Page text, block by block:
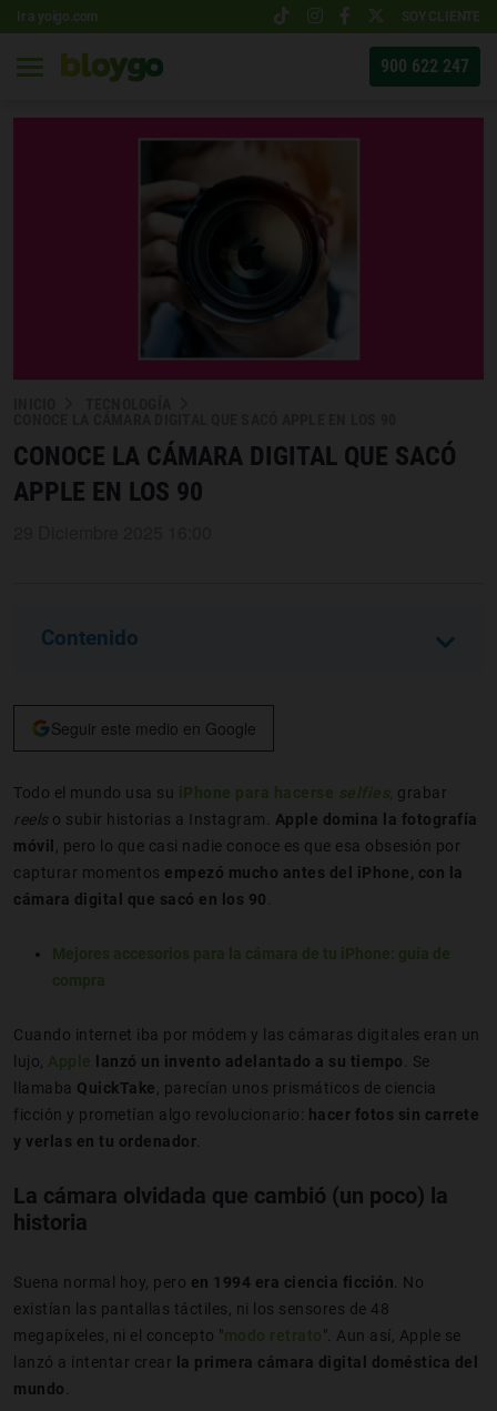
Ir a yoigo.com SOY CLIENTE
900 622 247
CONOCE LA CÁMARA DIGITAL QUE SACÓ
APPLE EN LOS 90
Contenido
Seguir este medio en Google
Todo el mundo usa su iPhone para hacerse selfies grabar
reels o subir historias a Instagram. Apple domina la fotografía
móvil
, pero lo que casi nadie conoce es que esa obsesión por
capturar momentos empezó mucho antes del iPhone, con la
cámara digital que sacó en los 90
Mejores accesorios para la cámara de tu iPhone: guía de
compra
Cuando internet iba por módem y las cámaras digitales eran un
lujo, Apple lanzó un invento adelantado a su tiempo . Se
llamaba QuickTake , parecían unos prismáticos de ciencia
ficción y prometían algo revolucionario: hacer fotos sin carrete
y verlas en tu ordenador
La cámara olvidada que cambió (un poco) la
historia
Suena normal hoy, pero en 1994 era ciencia ficción . No
existían las pantallas táctiles, ni los sensores de 48
megapíxeles, ni el concepto " modo retrato". Aun así, Apple se
lanzó a intentar crear
la primera cámara digital doméstica del
mundo